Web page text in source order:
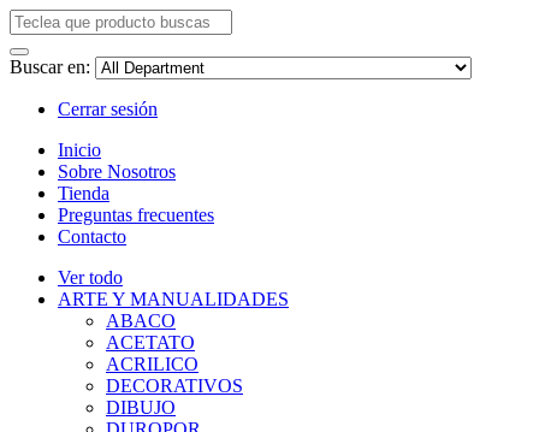
Buscar en:
Cerrar sesión
Inicio
Sobre Nosotros
Tienda
Preguntas frecuentes
Contacto
Ver todo
ARTE Y MANUALIDADES
ABACO
ACETATO
ACRILICO
DECORATIVOS
DIBUJO